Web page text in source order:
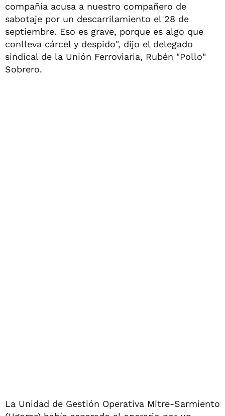
compañía acusa a nuestro compañero de
sabotaje por un descarrilamiento el 28 de
septiembre. Eso es grave, porque es algo que
conlleva cárcel y despido", dijo el delegado
sindical de la Unión Ferroviaria, Rubén "Pollo"
Sobrero.
La Unidad de Gestión Operativa Mitre-Sarmiento